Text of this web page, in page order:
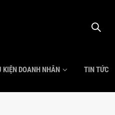
KIỆN DOANH NHÂN TIN TỨC